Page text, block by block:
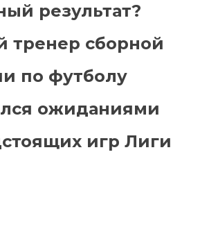
результат?
тренер сборной
по футболу
ожиданиями
игр Лиги